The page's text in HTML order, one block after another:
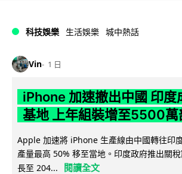
科技娛樂 生活娛樂 城中熱話
Vin 1 日
iPhone 加速撤出中國 印度
基地 上年組裝增至5500萬
Apple 加速將 iPhone 生產線由中國轉往印
產量最高 50% 移至當地。印度政府推出關
長至 204...
閱讀全文